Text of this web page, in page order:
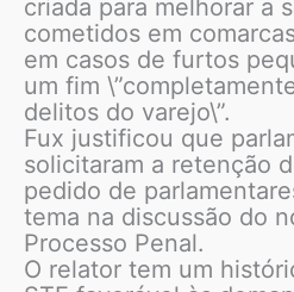
criada para melhorar a
cometidos em
em casos de furtos
um fim
delitos do varejo\”.
Fux justificou que
solicitaram a retenção
pedido de
tema na discussão do
Processo Penal.
O relator tem um